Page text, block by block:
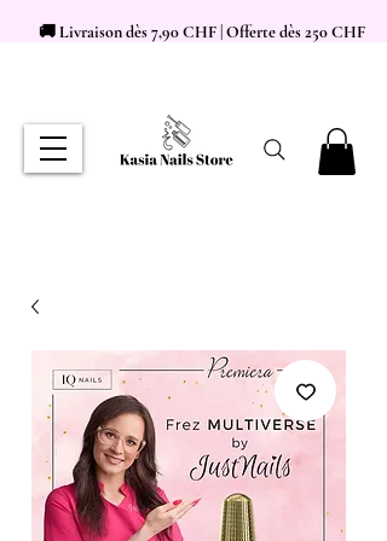
🚚 Livraison dès 7,90 CHF | Offerte dès 250 CHF